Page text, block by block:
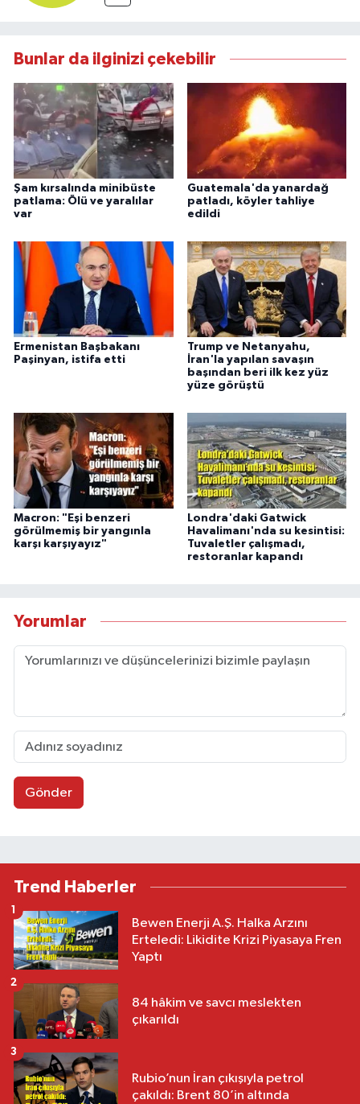
Bunlar da ilginizi çekebilir
Şam kırsalında minibüste
patlama: Ölü ve yaralılar
var
Guatemala'da yanardağ
patladı, köyler tahliye
edildi
Ermenistan Başbakanı
Paşinyan, istifa etti
Trump ve Netanyahu,
İran'la yapılan savaşın
başından beri ilk kez yüz
yüze görüştü
Macron: "Eşi benzeri
görülmemiş bir yangınla
karşı karşıyayız"
Londra'daki Gatwick
Havalimanı'nda su kesintisi:
Tuvaletler çalışmadı,
restoranlar kapandı
Yorumlar
Gönder
Trend Haberler
Bewen Enerji A.Ş. Halka Arzını
Erteledi: Likidite Krizi Piyasaya Fren
Yaptı
1
84 hâkim ve savcı meslekten
çıkarıldı
2
Rubio’nun İran çıkışıyla petrol
çakıldı: Brent 80’in altında
3